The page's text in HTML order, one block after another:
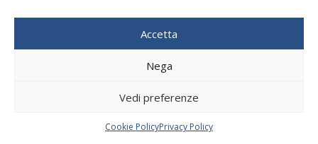
Accetta
Nega
Vedi preferenze
Cookie PolicyPrivacy Policy